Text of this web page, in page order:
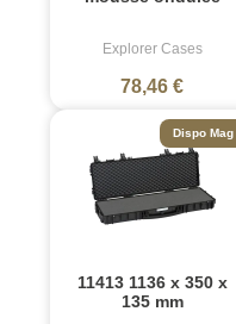
Explorer Cases
78,46 €
11413 1136 x 350 x
135 mm
Dispo Mag